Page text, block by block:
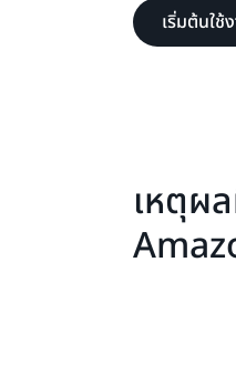
เริ่มต้นใช้
เหตุผ